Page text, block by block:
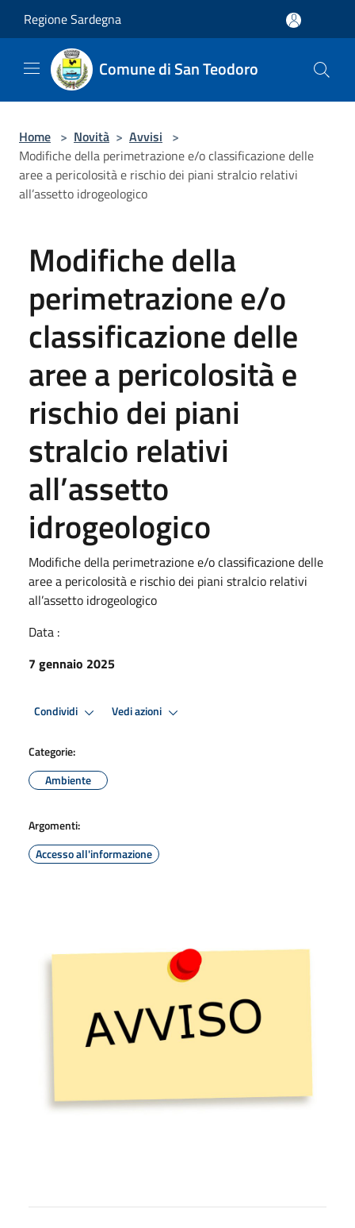
Regione Sardegna
Comune di San Teodoro
Home > Novità > Avvisi >
Modifiche della perimetrazione e/o classificazione delle
aree a pericolosità e rischio dei piani stralcio relativi
all’assetto idrogeologico
Modifiche della
perimetrazione e/o
classificazione delle
aree a pericolosità e
rischio dei piani
stralcio relativi
all’assetto
idrogeologico
Modifiche della perimetrazione e/o classificazione delle
aree a pericolosità e rischio dei piani stralcio relativi
all’assetto idrogeologico
Data :
7 gennaio 2025
Condividi Vedi azioni
Categorie:
Ambiente
Argomenti:
Accesso all'informazione